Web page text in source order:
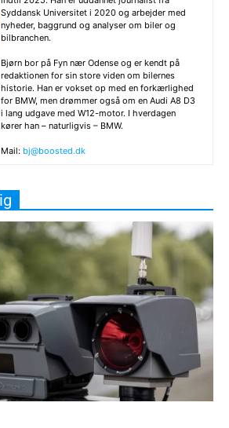
Syddansk Universitet i 2020 og arbejder med
nyheder, baggrund og analyser om biler og
bilbranchen.
Bjørn bor på Fyn nær Odense og er kendt på
redaktionen for sin store viden om bilernes
historie. Han er vokset op med en forkærlighed
for BMW, men drømmer også om en Audi A8 D3
i lang udgave med W12-motor. I hverdagen
kører han – naturligvis – BMW.
Mail: bj@boosted.dk